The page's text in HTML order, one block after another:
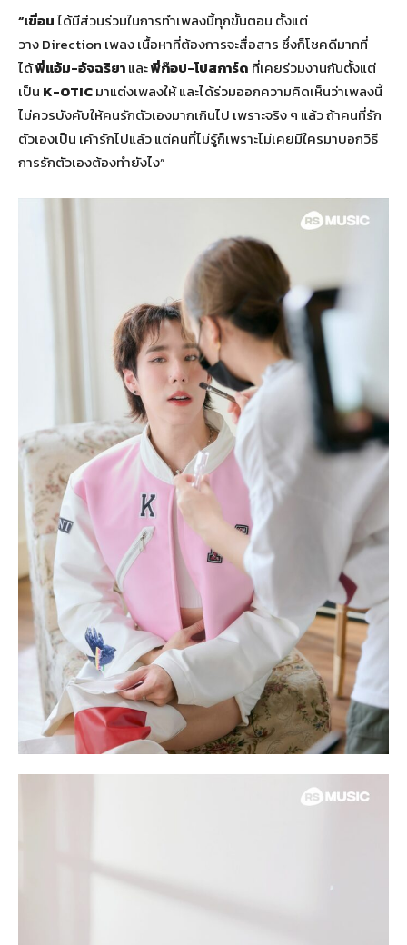
“เขื่อนได้มีส่วนร่วมในการทำเพลงนี้ทุกขั้นตอน ตั้งแต่
วาง Direction เพลง เนื้อหาที่ต้องการจะสื่อสาร ซึ่งก็โชคดีมากที่
ได้พี่แอ้ม-อัจฉริยาและพี่ก๊อป-โปสการ์ด ที่เคยร่วมงานกันตั้งแต่
เป็น K-OTICมาแต่งเพลงให้ และได้ร่วมออกความคิดเห็นว่าเพลงนี้
ไม่ควรบังคับให้คนรักตัวเองมากเกินไป เพราะจริง ๆ แล้ว ถ้าคนที่รัก
ตัวเองเป็น เค้ารักไปแล้ว แต่คนที่ไม่รู้ก็เพราะไม่เคยมีใครมาบอกวิธี
การรักตัวเองต้องทำยังไง”